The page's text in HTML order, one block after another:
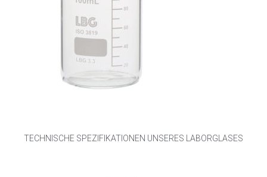
TECHNISCHE SPEZIFIKATIONEN UNSERES LABORGLASES